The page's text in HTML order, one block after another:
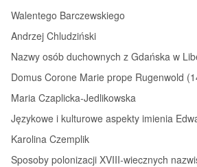
Walentego Barczewskiego
Andrzej Chludziński
Nazwy osób duchownych z Gdańska w
Domus Corone Marie prope Rugenwold
Maria Czaplicka‑Jedlikowska
Językowe i kulturowe aspekty imienia
Karolina Czemplik
Sposoby polonizacji XVIII‑wiecznych